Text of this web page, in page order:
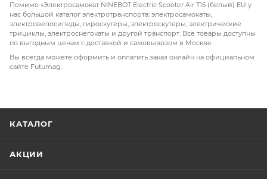
Помимо «Электросамокат NINEBOT Electric Scooter Air T15 (белый) EU у
нас большой каталог электротранспорта: электросамокаты,
электровелосипеды, гироскутеры, электроскутеры, электрические
трициклы, электроснегокаты и другой транспорт. Все товары доступны
по выгодным ценам с доставкой и самовывозом в Москве.
Вы всегда можете оформить и оплатить заказ онлайн на официальном
сайте Futumag.
КАТАЛОГ
АКЦИИ